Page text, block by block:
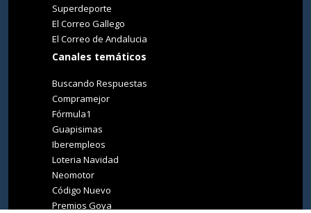
Superdeporte
El Correo Gallego
El Correo de Andalucia
Canales temáticos
Buscando Respuestas
Compramejor
Fórmula1
Guapisimas
Iberempleos
Loteria Navidad
Neomotor
Código Nuevo
Premios Goya